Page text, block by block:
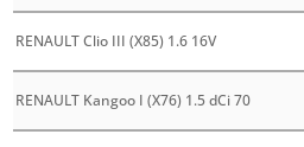
RENAULT Clio III (X85) 1.6 16V
RENAULT Kangoo I (X76) 1.5 dCi 70